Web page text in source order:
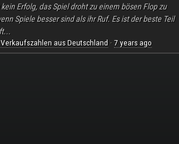
Erfolg, das Spiel droht zu einem bösen Flop zu
Spiele besser sind als ihr Ruf. Es ist der beste Teil
aus Deutschland · 7 years ago